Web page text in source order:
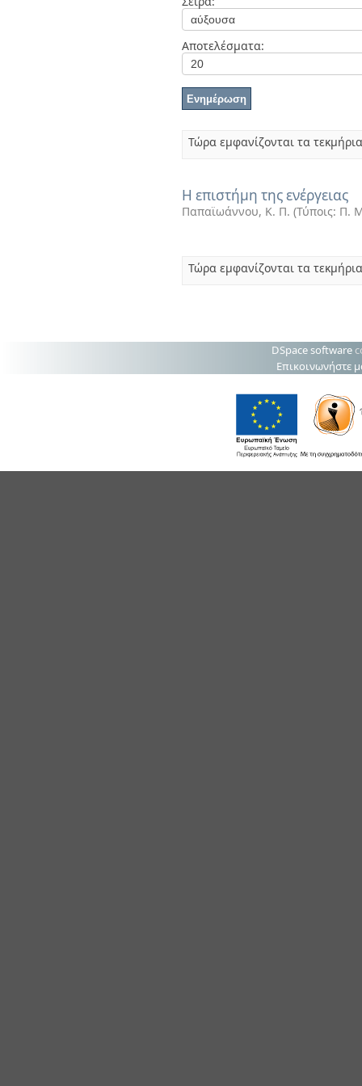
Αποτελέσματα:
Τώρα εμφανίζονται τα
Η επιστήμη της ενέργειας
Παπαϊωάννου, Κ. Π. (Τύποις: Π.
Τώρα εμφανίζονται τα
DSpace software
Επικοινωνήστε